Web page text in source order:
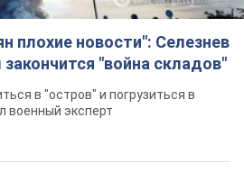
в обменниках
экосистемы,
сотни
тревогу
альпийские и